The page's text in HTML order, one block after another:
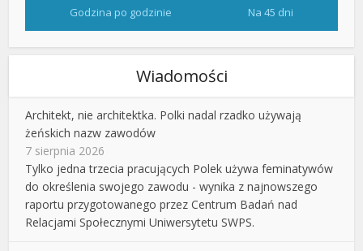
Godzina po godzinie Na 45 dni
Wiadomości
Architekt, nie architektka. Polki nadal rzadko używają
żeńskich nazw zawodów
7 sierpnia 2026
Tylko jedna trzecia pracujących Polek używa feminatywów
do określenia swojego zawodu - wynika z najnowszego
raportu przygotowanego przez Centrum Badań nad
Relacjami Społecznymi Uniwersytetu SWPS.